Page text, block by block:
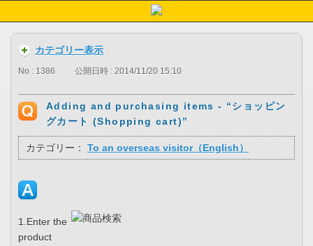
カテゴリー表示
No : 1386 公開日時 : 2014/11/20 15:10
Adding and purchasing items - “ショッピン
グカート (Shopping cart)”
カテゴリー： To an overseas visitor（English）
1.Enter the
product